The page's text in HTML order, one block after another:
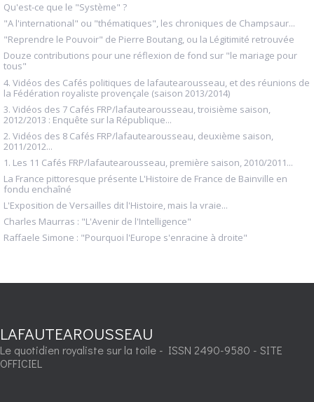
Qu'est-ce que le "Système" ?
"A l'international" ou "thématiques", les chroniques de Champsaur...
"Reprendre le Pouvoir" de Pierre Boutang, ou la Légitimité retrouvée
Douze contributions pour une réflexion de fond sur "le mariage pour
tous"
4. Vidéos des Cafés politiques de lafautearousseau, et des réunions de
la Fédération royaliste provençale (saison 2013/2014)
3. Vidéos des 7 Cafés FRP/lafautearousseau, troisième saison,
2012/2013 : Enquête sur la République...
2. Vidéos des 8 Cafés FRP/lafautearousseau, deuxième saison,
2011/2012...
1. Les 11 Cafés FRP/lafautearousseau, première saison, 2010/2011...
La France pittoresque présente L'Histoire de France de Bainville en
fondu enchaîné
L'Exposition de Versailles dit l'Histoire, mais la vraie...
Charles Maurras : "L'Avenir de l'Intelligence"
Raffaele Simone : "Pourquoi l'Europe s'enracine à droite"
LAFAUTEAROUSSEAU
Le quotidien royaliste sur la toile - ISSN 2490-9580 - SITE
OFFICIEL